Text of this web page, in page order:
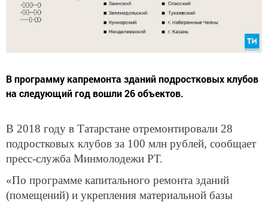
В программу капремонта зданий подростковых клубов
на следующий год вошли 26 объектов.
В 2018 году в Татарстане отремонтировали 28
подростковых клубов за 100 млн рублей, сообщает
пресс-служба Минмолодежи РТ.
«По программе капитального ремонта зданий
(помещений) и укрепления материальной базы